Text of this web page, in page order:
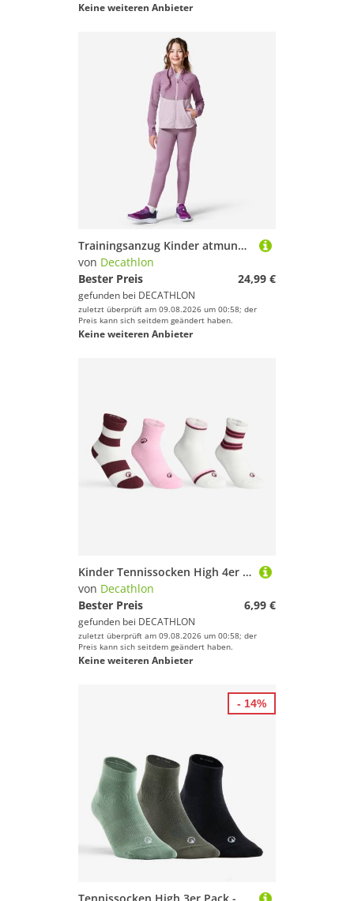
Keine weiteren Anbieter
Trainingsanzug Kinder atmungsaktiv - lila
von Decathlon
Bester Preis
24,99 €
gefunden bei DECATHLON
zuletzt überprüft am 09.08.2026 um 00:58; der
Preis kann sich seitdem geändert haben.
Keine weiteren Anbieter
Kinder Tennissocken High 4er Pack - RS300 weiß/rosa
von Decathlon
Bester Preis
6,99 €
gefunden bei DECATHLON
zuletzt überprüft am 09.08.2026 um 00:58; der
Preis kann sich seitdem geändert haben.
Keine weiteren Anbieter
- 14%